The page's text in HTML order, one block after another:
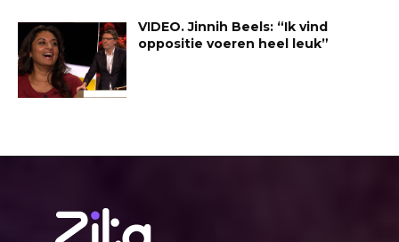
VIDEO. Jinnih Beels: “Ik vind
oppositie voeren heel leuk”